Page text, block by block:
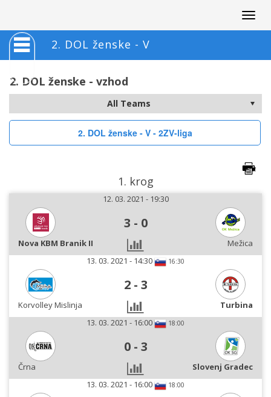
2. DOL ženske - V
2. DOL ženske - vzhod
2. DOL ženske - V - 2ZV-liga
1. krog
12. 03. 2021 - 19:30
3 - 0
Nova KBM Branik II
Mežica
13. 03. 2021 - 14:30
16:30
2 - 3
Korvolley Mislinja
Turbina
13. 03. 2021 - 16:00
18:00
0 - 3
Črna
Slovenj Gradec
13. 03. 2021 - 16:00
18:00